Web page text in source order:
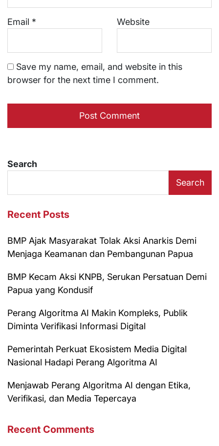
Email * Website
Save my name, email, and website in this
browser for the next time I comment.
Search
Search
Recent Posts
BMP Ajak Masyarakat Tolak Aksi Anarkis Demi
Menjaga Keamanan dan Pembangunan Papua
BMP Kecam Aksi KNPB, Serukan Persatuan Demi
Papua yang Kondusif
Perang Algoritma AI Makin Kompleks, Publik
Diminta Verifikasi Informasi Digital
Pemerintah Perkuat Ekosistem Media Digital
Nasional Hadapi Perang Algoritma AI
Menjawab Perang Algoritma AI dengan Etika,
Verifikasi, dan Media Tepercaya
Recent Comments